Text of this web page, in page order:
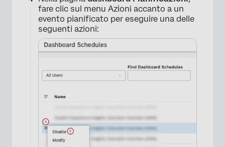
fare clic sul menu Azioni accanto a un
evento pianificato per eseguire una delle
seguenti azioni: